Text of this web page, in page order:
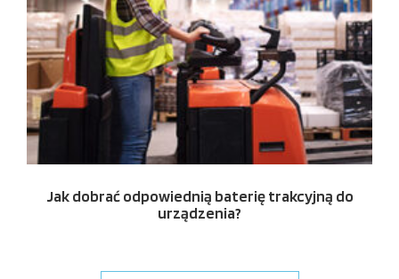
Jak dobrać odpowiednią baterię trakcyjną do
urządzenia?